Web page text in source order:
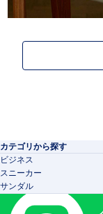
カテゴリから探す
ビジネス
スニーカー
サンダル